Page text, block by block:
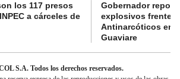
los 117 presos
a cárceles de
Gobernador
explosivos frente a
Antinarcóticos en
Guaviare
S.A. Todos los derechos reservados.